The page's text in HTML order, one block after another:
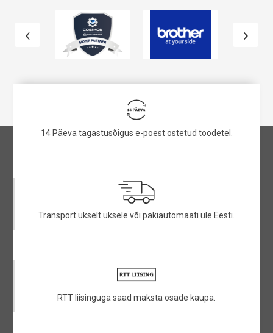
14 Päeva tagastusõigus e-poest ostetud toodetel.
Transport ukselt uksele või pakiautomaati üle Eesti.
RTT liisinguga saad maksta osade kaupa.